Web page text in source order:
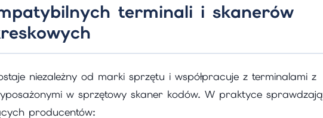
terminali i skanerów
niezależny od marki sprzętu i współpracuje z terminalami z
w sprzętowy skaner kodów. W praktyce sprawdzają
producentów: